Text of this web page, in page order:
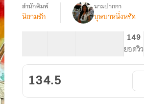
เรื่อง
สำนักพิมพ์
นิยามรัก
นามปากกา
บุษบาหนึ่งหรัด
149
ยอดวิว
134.5